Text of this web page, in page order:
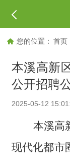
您的位置： 首页
本溪高新
公开招聘
2025-05-12
本溪高
现代化都市